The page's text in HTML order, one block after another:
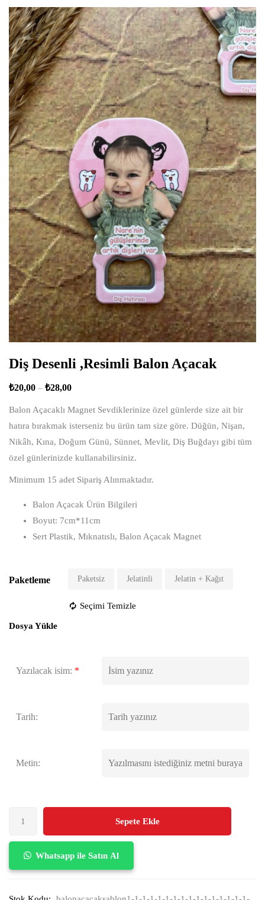
Diş Desenli ,Resimli Balon Açacak
₺20,00 – ₺28,00
Balon Açacaklı Magnet Sevdiklerinize özel günlerde size ait bir
hatıra bırakmak isterseniz bu ürün tam size göre. Düğün, Nişan,
Nikâh, Kına, Doğum Günü, Sünnet, Mevlit, Diş Buğdayı gibi tüm
özel günlerinizde kullanabilirsiniz.
Minimum 15 adet Sipariş Alınmaktadır.
Balon Açacak Ürün Bilgileri
Boyut: 7cm*11cm
Sert Plastik, Mıknatıslı, Balon Açacak Magnet
Paketleme Paketsiz Jelatinli Jelatin + Kağıt
Seçimi Temizle
Dosya Yükle
Yazılacak isim: *
Tarih:
Metin:
Sepete Ekle
Whatsapp ile Satın Al